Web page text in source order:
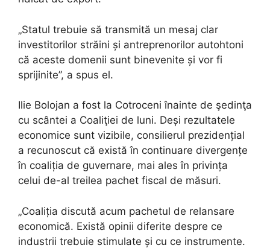
„Statul trebuie să transmită un mesaj clar
investitorilor străini și antreprenorilor autohtoni
că aceste domenii sunt binevenite și vor fi
sprijinite”, a spus el.
Ilie Bolojan a fost la Cotroceni înainte de şedinţa
cu scântei a Coaliţiei de luni. Deși rezultatele
economice sunt vizibile, consilierul prezidențial
a recunoscut că există în continuare divergențe
în coaliția de guvernare, mai ales în privința
celui de-al treilea pachet fiscal de măsuri.
„Coaliția discută acum pachetul de relansare
economică. Există opinii diferite despre ce
industrii trebuie stimulate și cu ce instrumente.